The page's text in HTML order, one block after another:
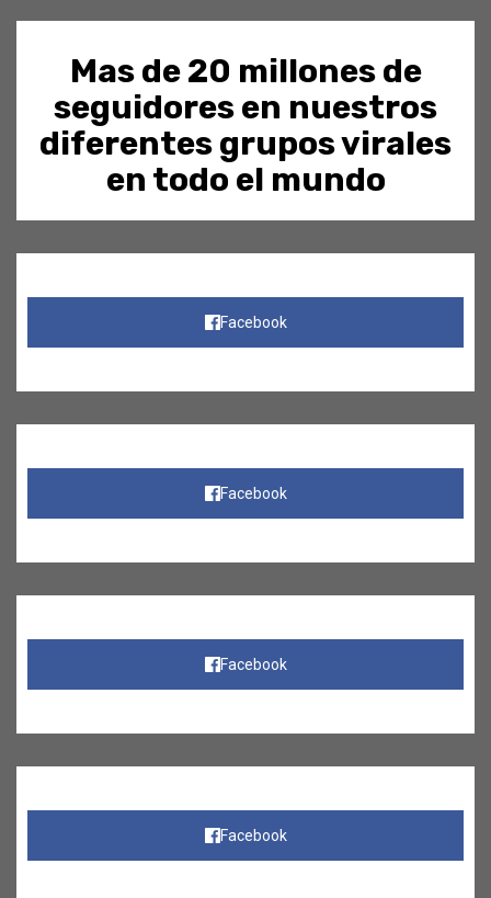
Mas de 20 millones de
seguidores en nuestros
diferentes grupos virales
en todo el mundo
Facebook
Facebook
Facebook
Facebook